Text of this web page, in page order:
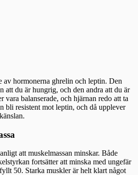
av hormonerna ghrelin och leptin. Den
att du är hungrig, och den andra att du är
vara balanserade, och hjärnan redo att ta
bli resistent mot leptin, och då upplever
att muskelmassan minskar. Både
fortsätter att minska med ungefär
50. Starka muskler är helt klart något